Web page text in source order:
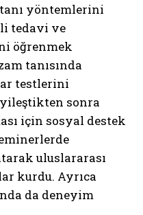
yöntemlerini
tedavi ve
öğrenmek
tanısında
testlerini
sonra
için sosyal destek
uluslararası
kurdu. Ayrıca
da deneyim